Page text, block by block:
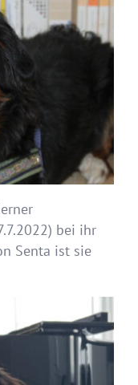
bei ihr
Senta ist sie